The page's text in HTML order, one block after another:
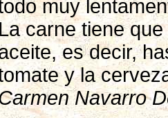
muy
carne tiene
es decir,
y la
Navarro